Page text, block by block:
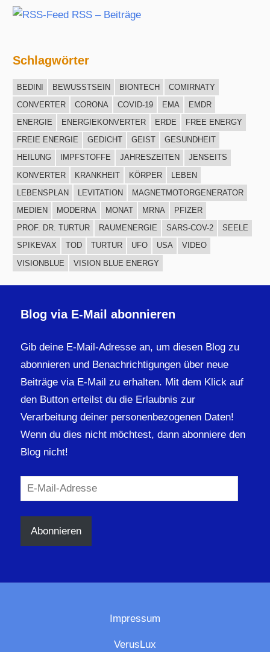
RSS – Beiträge
Schlagwörter
BEDINI BEWUSSTSEIN BIONTECH
COMIRNATY
CONVERTER
CORONA COVID-19 EMA
EMDR
ENERGIE
ENERGIEKONVERTER ERDE
FREE ENERGY
FREIE ENERGIE
GEDICHT GEIST
GESUNDHEIT
HEILUNG
IMPFSTOFFE JAHRESZEITEN
JENSEITS
KONVERTER
KRANKHEIT KÖRPER
LEBEN
LEBENSPLAN
LEVITATION
MAGNETMOTORGENERATOR
MEDIEN
MODERNA MONAT MRNA
PFIZER
PROF. DR. TURTUR
RAUMENERGIE SARS-COV-2
SEELE
SPIKEVAX
TOD TURTUR UFO USA
VIDEO
VISIONBLUE
VISION BLUE ENERGY
Blog via E-Mail abonnieren
Gib deine E-Mail-Adresse an, um diesen Blog zu
abonnieren und Benachrichtigungen über neue
Beiträge via E-Mail zu erhalten. Mit dem Klick auf
den Button erteilst du die Erlaubnis zur
Verarbeitung deiner personenbezogenen Daten!
Wenn du dies nicht möchtest, dann abonniere den
Blog nicht!
E-
Mail-
Adresse
Abonnieren
Impressum
VerusLux